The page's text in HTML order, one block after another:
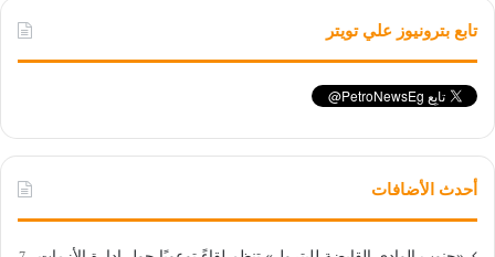
تابع بترونيوز علي تويتر
أحدث الأضافات